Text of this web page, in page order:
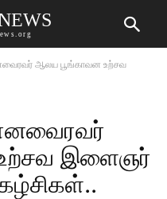
ஆலய பூங்காவன உற்சவ
இளைஞர்